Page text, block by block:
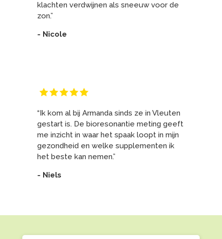
klachten verdwijnen als sneeuw voor de
zon.”
- Nicole
“Ik kom al bij Armanda sinds ze in Vleuten
gestart is. De bioresonantie meting geeft
me inzicht in waar het spaak loopt in mijn
gezondheid en welke supplementen ik
het beste kan nemen.”
- Niels